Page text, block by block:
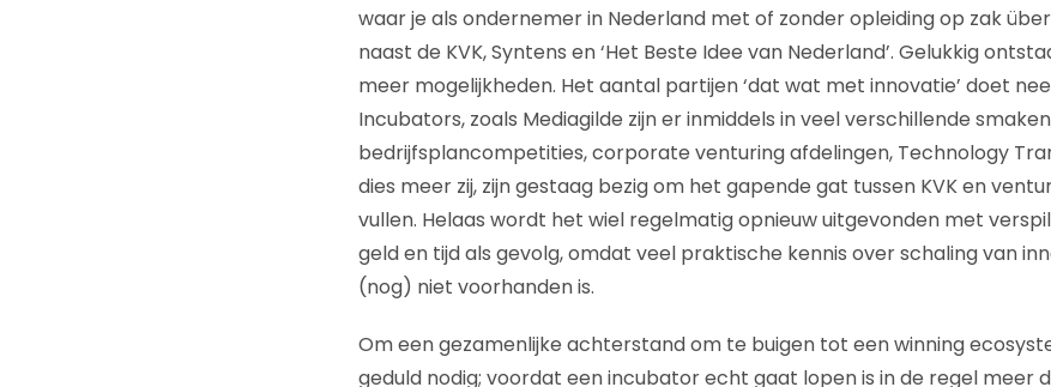
waar je als ondernemer in Nederland met of zonder opleiding op zak
naast de KVK, Syntens en ‘Het Beste Idee van Nederland’. Gelukkig
meer mogelijkheden. Het aantal partijen ‘dat wat met innovatie’ doet
Incubators, zoals Mediagilde zijn er inmiddels in veel verschillende
bedrijfsplancompetities, corporate venturing afdelingen, Technology
dies meer zij, zijn gestaag bezig om het gapende gat tussen KVK en
vullen. Helaas wordt het wiel regelmatig opnieuw uitgevonden met
geld en tijd als gevolg, omdat veel praktische kennis over schaling van
(nog) niet voorhanden is.
Om een gezamenlijke achterstand om te buigen tot een winning
geduld nodig; voordat een incubator echt gaat lopen is in de regel meer